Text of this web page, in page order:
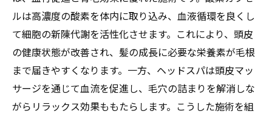
ルは高濃度の酸素を体内に取り込み、血液循環を良くし
て細胞の新陳代謝を活性化させます。これにより、頭皮
の健康状態が改善され、髪の成長に必要な栄養素が毛根
まで届きやすくなります。一方、ヘッドスパは頭皮マッ
サージを通じて血流を促進し、毛穴の詰まりを解消しな
がらリラックス効果ももたらします。こうした施術を組